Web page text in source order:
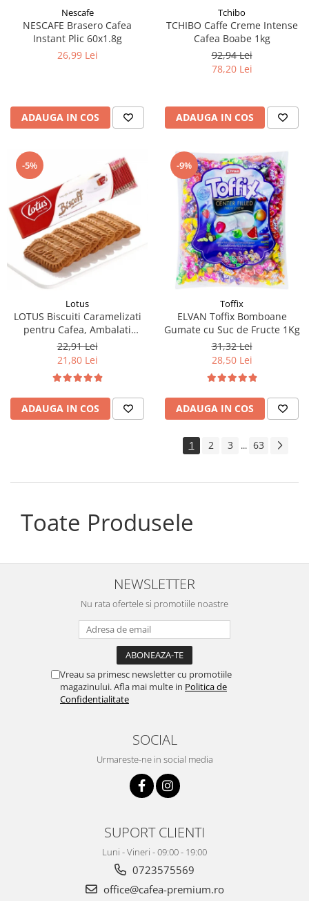
Nescafe
NESCAFE Brasero Cafea
Instant Plic 60x1.8g
26,99 Lei
ADAUGA IN COS
Tchibo
TCHIBO Caffe Creme Intense
Cafea Boabe 1kg
92,94 Lei
78,20 Lei
ADAUGA IN COS
-5%
Lotus
LOTUS Biscuiti Caramelizati
pentru Cafea, Ambalati
Individual 50buc 312.5g
22,91 Lei
21,80 Lei
ADAUGA IN COS
-9%
Toffix
ELVAN Toffix Bomboane
Gumate cu Suc de Fructe 1Kg
31,32 Lei
28,50 Lei
ADAUGA IN COS
1 2 3 ... 63
Toate Produsele
NEWSLETTER
Nu rata ofertele si promotiile noastre
Vreau sa primesc newsletter cu promotiile
magazinului. Afla mai multe in Politica de
Confidentialitate
SOCIAL
Urmareste-ne in social media
SUPORT CLIENTI
Luni - Vineri - 09:00 - 19:00
0723575569
office@cafea-premium.ro